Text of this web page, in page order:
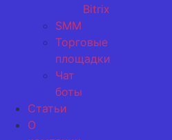
Bitrix
SMM
Торговые
площадки
Чат
боты
Статьи
О